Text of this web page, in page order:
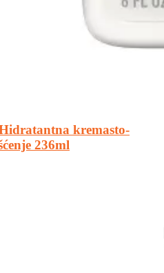
kremasto-
236ml